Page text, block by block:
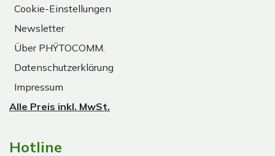
Cookie-Einstellungen
Newsletter
Über PHŸTOCOMM.
Datenschutzerklärung
Impressum
Alle Preis inkl. MwSt.
Hotline